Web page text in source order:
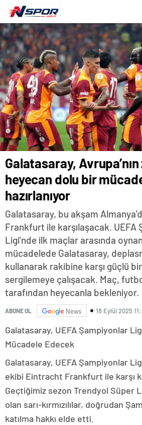
Galatasaray,
heyecan dolu bir
hazırlanıyor
Galatasaray, bu akşam
Frankfurt ile karşılaşacak. UEFA
Ligi'nde ilk maçlar arasında
mücadelede Galatasaray,
kullanarak rakibine karşı güçlü
sergilemeye çalışacak. Maç,
tarafından heyecanla bekleniyor.
ABONE OL News 18 Eylül 2025
Galatasaray, UEFA Şampiyonlar
Mücadele Edecek
Galatasaray, UEFA Şampiyonlar
ekibi Eintracht Frankfurt ile karşı
Geçtiğimiz sezon Trendyol Süper
olan sarı-kırmızılılar, doğrudan
katılma hakkı elde etti.